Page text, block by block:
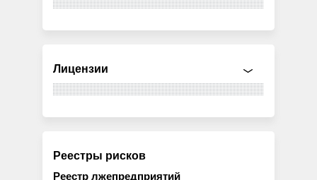
Лицензии
Реестры рисков
Реестр лжепредприятий